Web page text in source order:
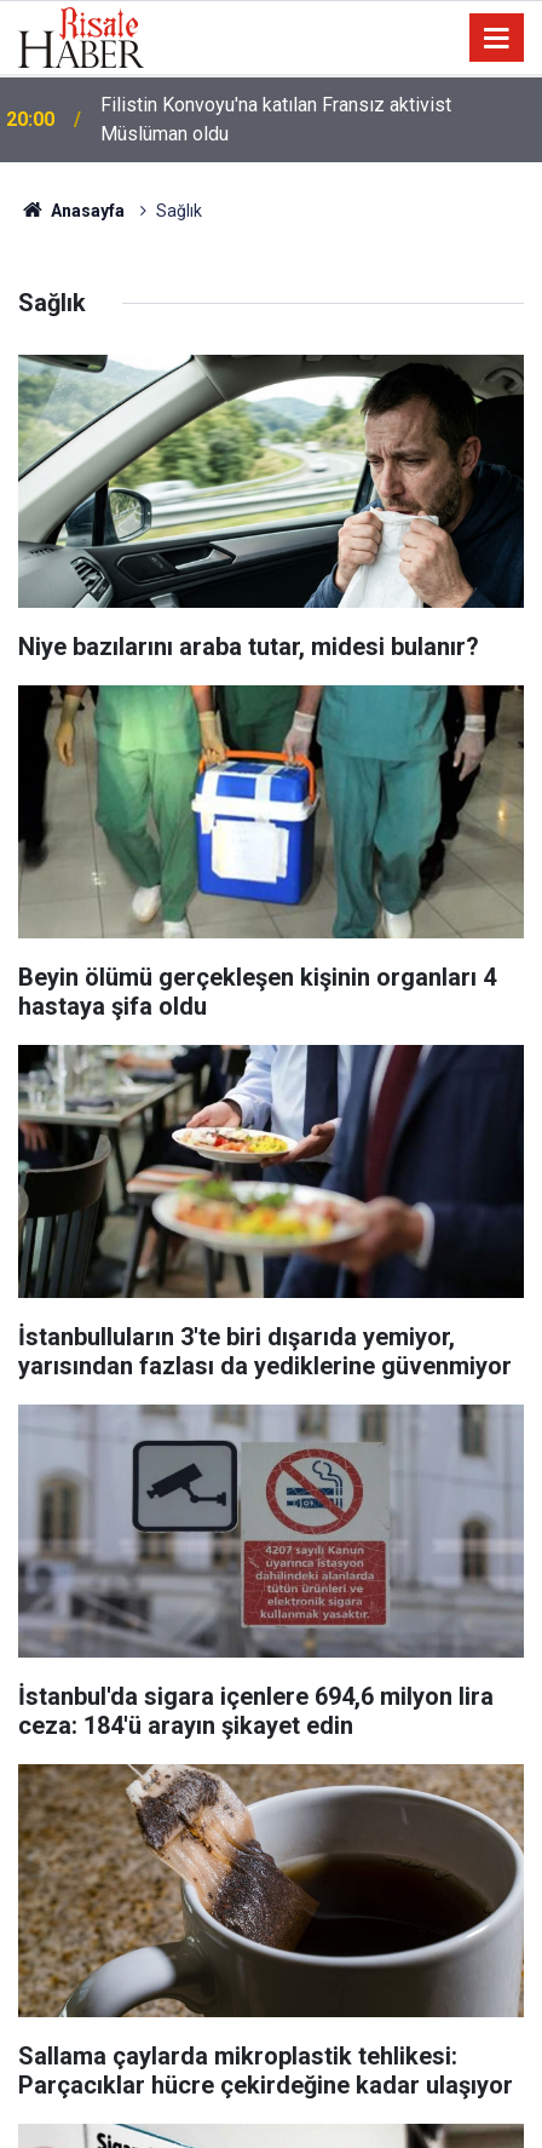
20:00
Filistin Konvoyu'na katılan Fransız aktivist
Müslüman oldu
Anasayfa Sağlık
Sağlık
Niye bazılarını araba tutar, midesi bulanır?
Beyin ölümü gerçekleşen kişinin organları 4
hastaya şifa oldu
İstanbulluların 3'te biri dışarıda yemiyor,
yarısından fazlası da yediklerine güvenmiyor
İstanbul'da sigara içenlere 694,6 milyon lira
ceza: 184'ü arayın şikayet edin
Sallama çaylarda mikroplastik tehlikesi:
Parçacıklar hücre çekirdeğine kadar ulaşıyor